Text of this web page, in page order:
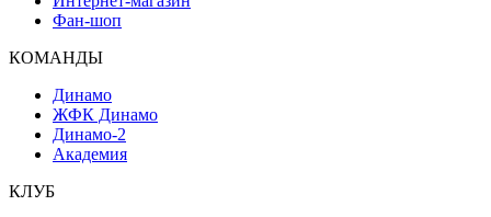
Фан-шоп
КОМАНДЫ
Динамо
ЖФК Динамо
Динамо-2
Академия
КЛУБ